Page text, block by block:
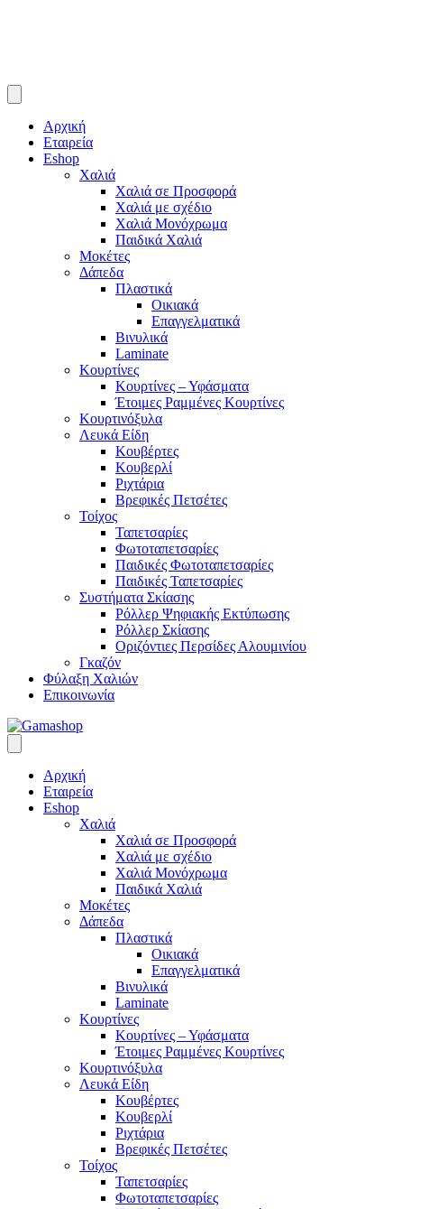
Αρχική
Εταιρεία
Eshop
Χαλιά
Χαλιά σε Προσφορά
Χαλιά με σχέδιο
Χαλιά Μονόχρωμα
Παιδικά Χαλιά
Μοκέτες
Δάπεδα
Πλαστικά
Οικιακά
Επαγγελματικά
Βινυλικά
Laminate
Κουρτίνες
Κουρτίνες – Υφάσματα
Έτοιμες Ραμμένες Κουρτίνες
Κουρτινόξυλα
Λευκά Είδη
Κουβέρτες
Κουβερλί
Ριχτάρια
Βρεφικές Πετσέτες
Τοίχος
Ταπετσαρίες
Φωτοταπετσαρίες
Παιδικές Φωτοταπετσαρίες
Παιδικές Ταπετσαρίες
Συστήματα Σκίασης
Ρόλλερ Ψηφιακής Εκτύπωσης
Ρόλλερ Σκίασης
Οριζόντιες Περσίδες Αλουμινίου
Γκαζόν
Φύλαξη Χαλιών
Επικοινωνία
Αρχική
Εταιρεία
Eshop
Χαλιά
Χαλιά σε Προσφορά
Χαλιά με σχέδιο
Χαλιά Μονόχρωμα
Παιδικά Χαλιά
Μοκέτες
Δάπεδα
Πλαστικά
Οικιακά
Επαγγελματικά
Βινυλικά
Laminate
Κουρτίνες
Κουρτίνες – Υφάσματα
Έτοιμες Ραμμένες Κουρτίνες
Κουρτινόξυλα
Λευκά Είδη
Κουβέρτες
Κουβερλί
Ριχτάρια
Βρεφικές Πετσέτες
Τοίχος
Ταπετσαρίες
Φωτοταπετσαρίες